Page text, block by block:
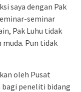
saya dengan Pak
seminar
Pak Luhu tidak
Pun tidak
oleh Pusat
peneliti bidang